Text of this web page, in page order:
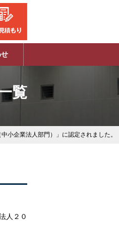
覧
小企業法人部門）」に認定されました。
人２０